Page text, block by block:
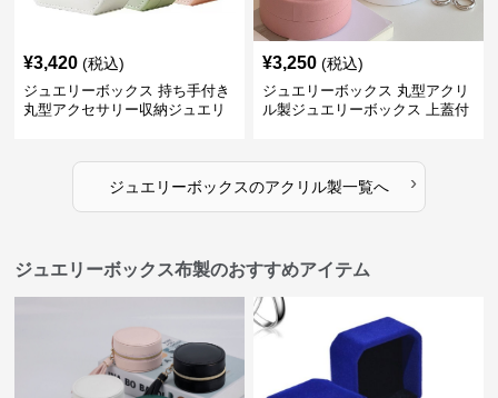
¥3,420 (税込)
ジュエリーボックス 持ち手付き
丸型アクセサリー収納ジュエリ
¥3,250 (税込)
ジュエリーボックス 丸型アクリ
ル製ジュエリーボックス 上蓋付
ジュエリーボックスのアクリル製一覧へ ›
ジュエリーボックス布製のおすすめアイテム